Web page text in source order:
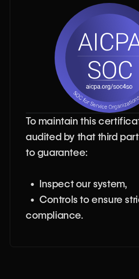
To maintain this
audited by that third
to guarantee:
• Inspect our system,
• Controls to ensure
compliance.